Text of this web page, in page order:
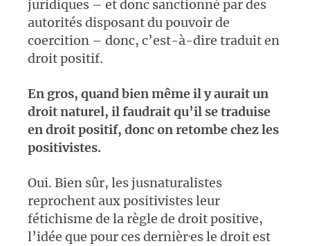
juridiques – et donc sanctionné par des
autorités disposant du pouvoir de
coercition – donc, c’est-à-dire traduit en
droit positif.
En gros, quand bien même il y aurait un
droit naturel, il faudrait qu’il se traduise
en droit positif, donc on retombe chez les
positivistes.
Oui. Bien sûr, les jusnaturalistes
reprochent aux positivistes leur
fétichisme de la règle de droit positive,
l’idée que pour ces dernièr·es le droit est